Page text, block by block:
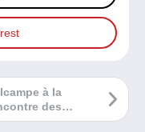
à la
des
de